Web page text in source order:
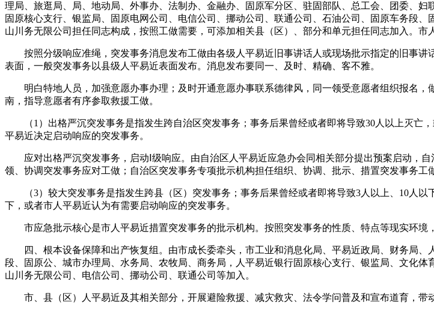
理局、旅逛局、局、地动局、外事办、法制办、金融办、固原军分区、驻固部队、总工会、团委、
固原核心支行、银监局、固原电网公司、电信公司、挪动公司、联通公司、石油公司、固原车务段
山川务无限公司担任同志构成，按照工做需要，可添加相关县（区）、部分和单元担任同志加入。
按照分级响应准绳，突发事务消息发布工做由各级人平易近旧事讲话人或现场批示指定的旧事讲
表面，一般突发事务以县级人平易近表面发布。消息发布要同一、及时、精确、客不雅。
明白特地人员，加强意愿办事办理；及时开通意愿办事联系德律风，同一领受意愿者组织报名，
南，指导意愿者有序参取救援工做。
（1）出格严沉突发事务是指发生跨自治区突发事务；事务后果曾经或者即将导致30人以上灭亡
平易近决定启动响应的突发事务。
应对出格严沉突发事务，启动Ⅰ级响应。由自治区人平易近应急办会同相关部分提出预案启动，
领、协调突发事务应对工做；自治区突发事务专项批示机构担任组织、协调、批示、措置突发事务
（3）较大突发事务是指发生跨县（区）突发事务；事务后果曾经或者即将导致3人以上、10人以
下，或者市人平易近认为有需要启动响应的突发事务。
市应急批示核心是市人平易近措置突发事务的批示机构。按照突发事务的性质、特点等现实环境
四、根本设备保障和出产恢复组。由市成长委牵头，市工业和消息化局、平易近政局、财务局、
段、固原公、城市办理局、水务局、农牧局、商务局，人平易近银行固原核心支行、银监局、文化
山川务无限公司、电信公司、挪动公司、联通公司等加入。
市、县（区）人平易近及其相关部分，开展避险救援、减灾救灾、法令学问普及和宣布道育，带